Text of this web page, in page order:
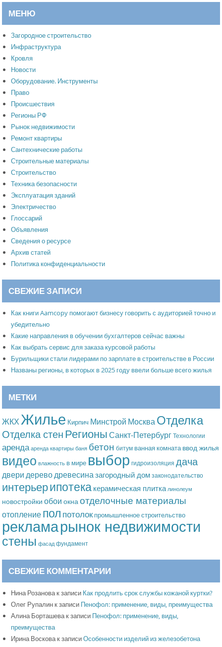
МЕНЮ
Загородное строительство
Инфраструктура
Кровля
Новости
Оборудование. Инструменты
Право
Происшествия
Регионы РФ
Рынок недвижимости
Ремонт квартиры
Сантехнические работы
Строительные материалы
Строительство
Техника безопасности
Эксплуатация зданий
Электричество
Глоссарий
Объявления
Сведения о ресурсе
Архив статей
Политика конфиденциальности
СВЕЖИЕ ЗАПИСИ
Как книги Aamcopy помогают бизнесу говорить с аудиторией точно и
убедительно
Какие направления в обучении бухгалтеров сейчас важны
Как выбрать сервис для заказа курсовой работы
Бурильщики стали лидерами по зарплате в строительстве в России
Названы регионы, в которых в 2025 году ввели больше всего жилья
МЕТКИ
ЖКХ Жилье Кирпич Минстрой МоскваОтделка
Отделка стенРегионы Санкт-Петербург Технологии
аренда аренда квартиры баня бетон битум ванная комната ввод жилья
видео влажность в мире выбор гидроизоляция дача
двери дереводревесиназагородный дом законодательство
интерьерипотека керамическая плитка линолеум
новостройки обои окна отделочные материалы
отоплениепол потолок промышленное строительство
рекламарынок недвижимости
стены фасад фундамент
СВЕЖИЕ КОММЕНТАРИИ
Нина Розанова к записи Как продлить срок службы кожаной куртки?
Олег Рупалин к записи Пенофол: применение, виды, преимущества
Алина Борташева к записи Пенофол: применение, виды,
преимущества
Ирина Воскова к записиОсобенности изделий из железобетона